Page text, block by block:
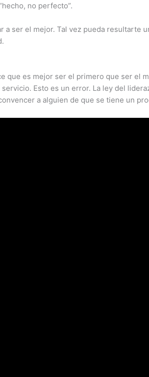
no perfecto”.
ser el mejor. Tal vez pueda
que es mejor ser el primero que ser el
Esto es un error. La ley del
a alguien de que se tiene un